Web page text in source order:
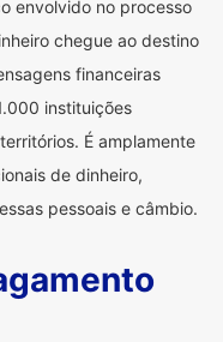
envolvido no processo
chegue ao destino
financeiras
instituições
É amplamente
de dinheiro,
pessoais e câmbio.